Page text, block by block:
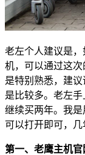
老左个人建议是
机，可以通过这
是特别熟悉，建
是比较多。老左
继续买两年。我
可以打开即可，几
第一、老鹰主机官